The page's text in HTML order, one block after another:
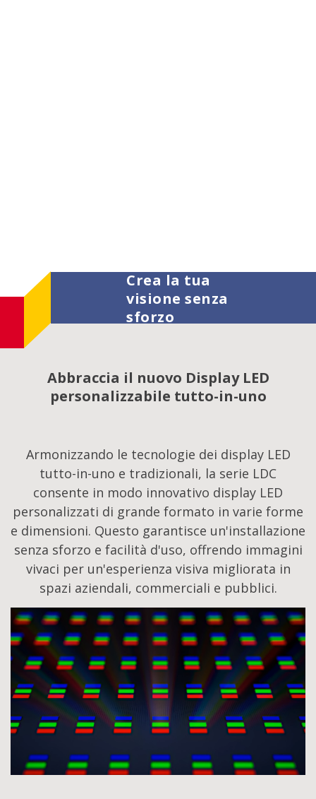
Crea la tua
visione senza
sforzo
Abbraccia il nuovo Display LED
personalizzabile tutto-in-uno
Armonizzando le tecnologie dei display LED
tutto-in-uno e tradizionali, la serie LDC
consente in modo innovativo display LED
personalizzati di grande formato in varie forme
e dimensioni. Questo garantisce un'installazione
senza sforzo e facilità d'uso, offrendo immagini
vivaci per un'esperienza visiva migliorata in
spazi aziendali, commerciali e pubblici.